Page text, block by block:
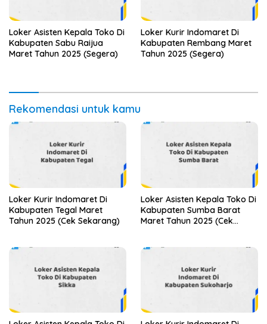
Loker Asisten Kepala Toko Di
Kabupaten Sabu Raijua
Maret Tahun 2025 (Segera)
Loker Kurir Indomaret Di
Kabupaten Rembang Maret
Tahun 2025 (Segera)
Rekomendasi untuk kamu
Loker Kurir Indomaret Di
Kabupaten Tegal Maret
Tahun 2025 (Cek Sekarang)
Loker Asisten Kepala Toko Di
Kabupaten Sumba Barat
Maret Tahun 2025 (Cek